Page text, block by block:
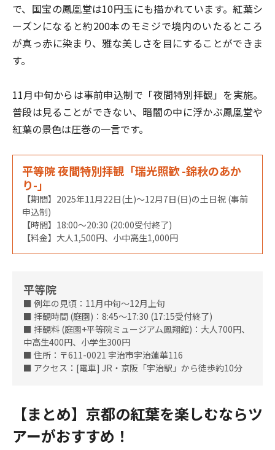
で、国宝の鳳凰堂は10円玉にも描かれています。紅葉シ
ーズンになると約200本のモミジで境内のいたるところ
が真っ赤に染まり、雅な美しさを目にすることができま
す。
11月中旬からは事前申込制で「夜間特別拝観」を実施。
普段は見ることができない、暗闇の中に浮かぶ鳳凰堂や
紅葉の景色は圧巻の一言です。
平等院 夜間特別拝観「瑞光照歓 -錦秋のあか
り-」
【期間】2025年11月22日(土)～12月7日(日)の土日祝 (事前
申込制)
【時間】18:00～20:30 (20:00受付終了)
【料金】大人1,500円、小中高生1,000円
平等院
■ 例年の見頃：11月中旬～12月上旬
■ 拝観時間 (庭園)：8:45～17:30 (17:15受付終了)
■ 拝観料 (庭園+平等院ミュージアム鳳翔館)：大人700円、
中高生400円、小学生300円
■ 住所：〒611-0021 宇治市宇治蓮華116
■ アクセス：[電車] JR・京阪「宇治駅」から徒歩約10分
【まとめ】京都の紅葉を楽しむならツ
アーがおすすめ！